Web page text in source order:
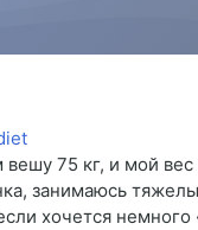
75 кг, и мой
занимаюсь
хочется